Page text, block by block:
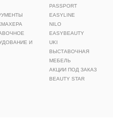
И
PASSPORT
EASYLINE
NILO
EASYBEAUTY
UKI
ВЫСТАВОЧНАЯ
МЕБЕЛЬ
АКЦИИ ПОД ЗАКАЗ
BEAUTY STAR